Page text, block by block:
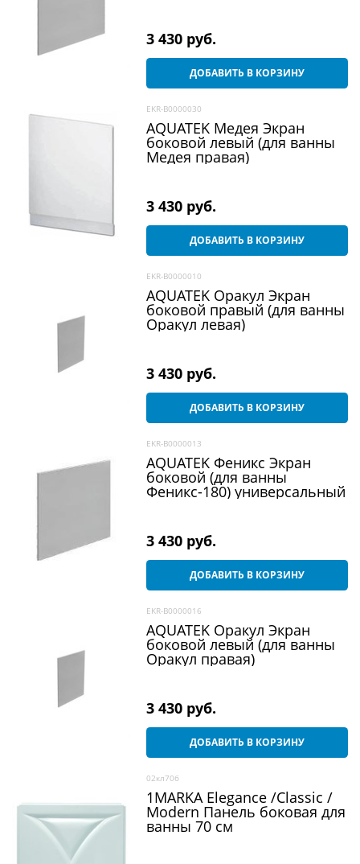
3 430 руб.
ДОБАВИТЬ В КОРЗИНУ
EKR-B0000030
AQUATEK Медея Экран
боковой левый (для ванны
Медея правая)
3 430 руб.
ДОБАВИТЬ В КОРЗИНУ
EKR-B0000010
AQUATEK Оракул Экран
боковой правый (для ванны
Оракул левая)
3 430 руб.
ДОБАВИТЬ В КОРЗИНУ
EKR-B0000013
AQUATEK Феникс Экран
боковой (для ванны
Феникс-180) универсальный
3 430 руб.
ДОБАВИТЬ В КОРЗИНУ
EKR-B0000016
AQUATEK Оракул Экран
боковой левый (для ванны
Оракул правая)
3 430 руб.
ДОБАВИТЬ В КОРЗИНУ
02кл70б
1MARKA Elegance /Classic /
Modern Панель боковая для
ванны 70 см